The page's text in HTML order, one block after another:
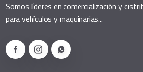
Somos líderes en comercialización y
para vehículos y maquinarias...